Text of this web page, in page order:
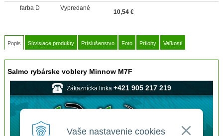
farba D Vypredané
10,54 €
Popis Súvisiace produkty Príslušenstvo Foto Prílohy Veľkosti
Salmo rybárske voblery Minnow M7F